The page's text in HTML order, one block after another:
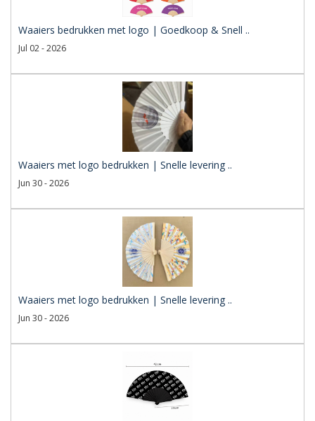
Waaiers bedrukken met logo | Goedkoop & Snell ..
Jul 02 - 2026
Waaiers met logo bedrukken | Snelle levering ..
Jun 30 - 2026
Waaiers met logo bedrukken | Snelle levering ..
Jun 30 - 2026